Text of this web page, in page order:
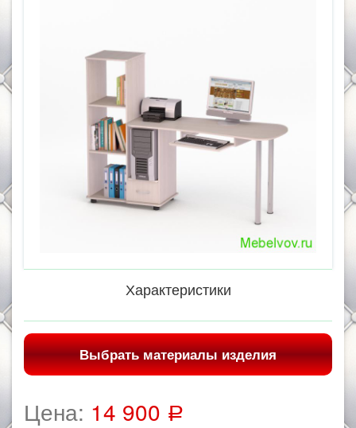
Характеристики
Выбрать материалы изделия
Цена: 14 900 Р